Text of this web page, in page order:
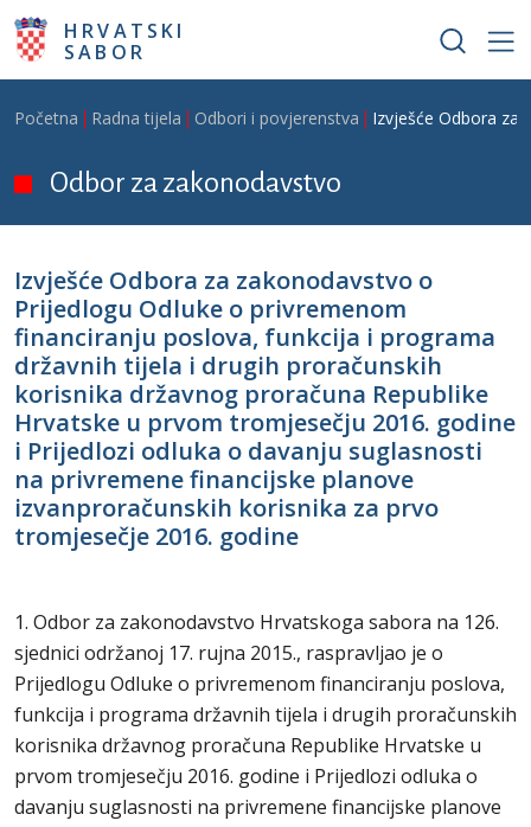
Skoči na glavni sadržaj
HRVATSKI
SABOR
Breadcrumb
Početna Radna tijela Odbori i povjerenstva Izvješće Odbora za
Odbor za zakonodavstvo
Izvješće Odbora za zakonodavstvo o
Prijedlogu Odluke o privremenom
financiranju poslova, funkcija i programa
državnih tijela i drugih proračunskih
korisnika državnog proračuna Republike
Hrvatske u prvom tromjesečju 2016. godine
i Prijedlozi odluka o davanju suglasnosti
na privremene financijske planove
izvanproračunskih korisnika za prvo
tromjesečje 2016. godine
1. Odbor za zakonodavstvo Hrvatskoga sabora na 126.
sjednici održanoj 17. rujna 2015., raspravljao je o
Prijedlogu Odluke o privremenom financiranju poslova,
funkcija i programa državnih tijela i drugih proračunskih
korisnika državnog proračuna Republike Hrvatske u
prvom tromjesečju 2016. godine i Prijedlozi odluka o
davanju suglasnosti na privremene financijske planove